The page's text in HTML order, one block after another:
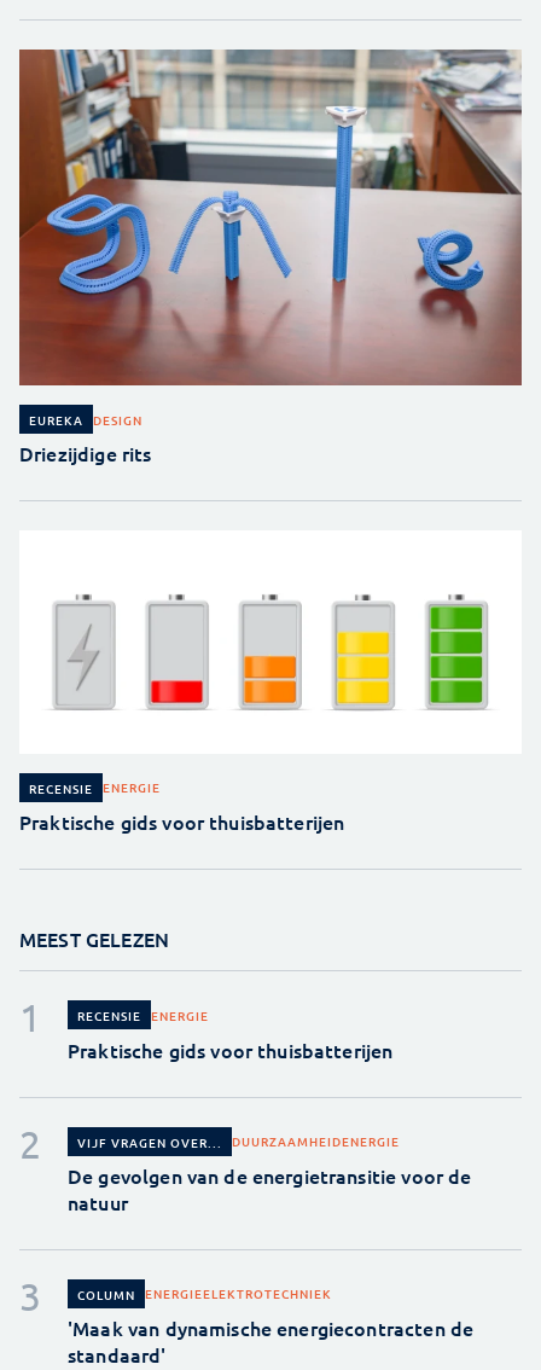
EUREKA DESIGN
Driezijdige rits
RECENSIE ENERGIE
Praktische gids voor thuisbatterijen
MEEST GELEZEN
RECENSIE ENERGIE
Praktische gids voor thuisbatterijen
VIJF VRAGEN OVER... DUURZAAMHEIDENERGIE
De gevolgen van de energietransitie voor de
natuur
COLUMN ENERGIEELEKTROTECHNIEK
'Maak van dynamische energiecontracten de
standaard'